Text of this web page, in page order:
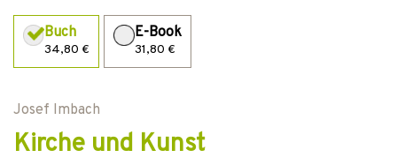
Buch
34,80 €
E-Book
31,80 €
Josef Imbach
Kirche und Kunst